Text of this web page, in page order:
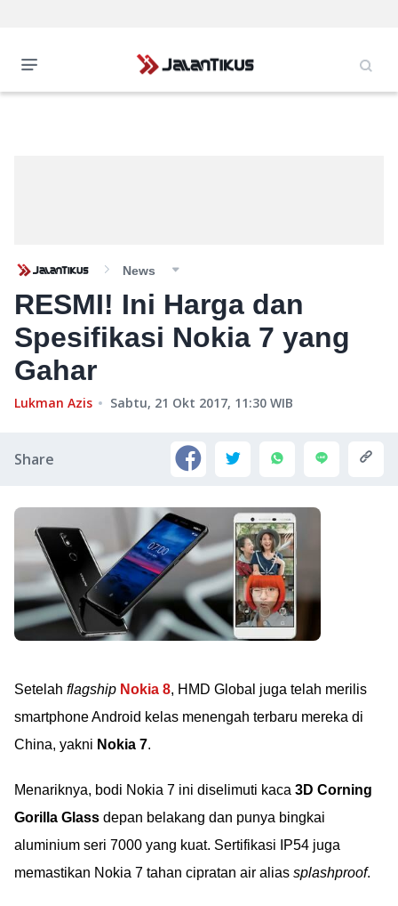
News
RESMI! Ini Harga dan
Spesifikasi Nokia 7 yang
Gahar
Lukman Azis Sabtu, 21 Okt 2017, 11:30 WIB
Share
Setelah flagship Nokia 8, HMD Global juga telah merilis
smartphone Android kelas menengah terbaru mereka di
China, yakni Nokia 7.
Menariknya, bodi Nokia 7 ini diselimuti kaca 3D Corning
Gorilla Glass depan belakang dan punya bingkai
aluminium seri 7000 yang kuat. Sertifikasi IP54 juga
memastikan Nokia 7 tahan cipratan air alias splashproof.